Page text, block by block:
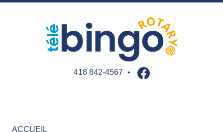
Jouer pour Jouer pour
gagner
418 842-4567 •
ACCUEIL